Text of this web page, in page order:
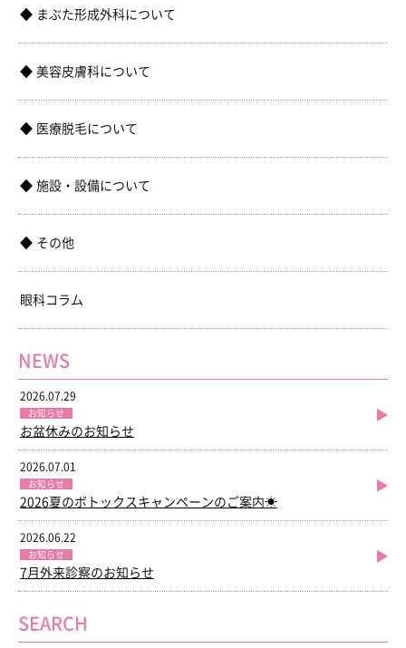
まぶた形成外科について
美容皮膚科について
医療脱毛について
施設・設備について
その他
眼科コラム
NEWS
2026.07.29
お知らせ
お盆休みのお知らせ
2026.07.01
お知らせ
2026夏のボトックスキャンペーンのご案内☀
2026.06.22
お知らせ
7月外来診察のお知らせ
SEARCH